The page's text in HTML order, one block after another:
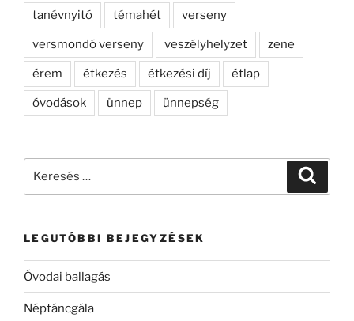
tanévnyitó témahét verseny
versmondó verseny veszélyhelyzet zene
érem étkezés étkezési díj étlap
óvodások ünnep ünnepség
LEGUTÓBBI BEJEGYZÉSEK
Óvodai ballagás
Néptáncgála